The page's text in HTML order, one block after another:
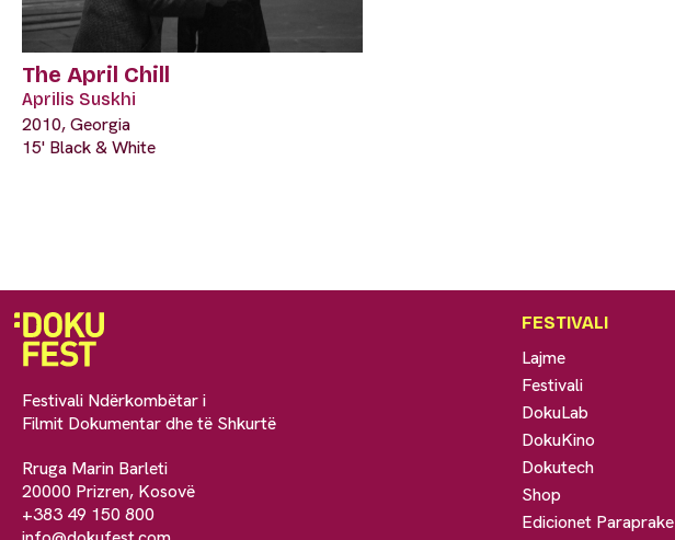
The April Chill
Aprilis Suskhi
2010, Georgia
15' Black & White
Festivali Ndërkombëtar i
Filmit Dokumentar dhe të Shkurtë
Rruga Marin Barleti
20000 Prizren, Kosovë
+383 49 150 800
FESTIVALI
Lajme
Festivali
DokuLab
DokuKino
Dokutech
Shop
Edicionet Paraprake